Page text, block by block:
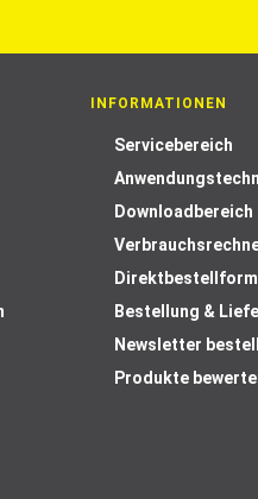
INFORMATIONEN
Servicebereich
Downloadbereich
Bestellung &
Newsletter
Produkte